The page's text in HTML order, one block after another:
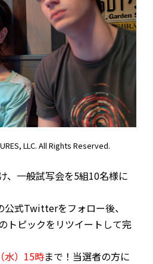
LLC. All Rights Reserved.
、一般試写会を5組10名様に
式Twitterをフォロー後、
トピックをリツイートして完
水）15時まで！当選者の方に